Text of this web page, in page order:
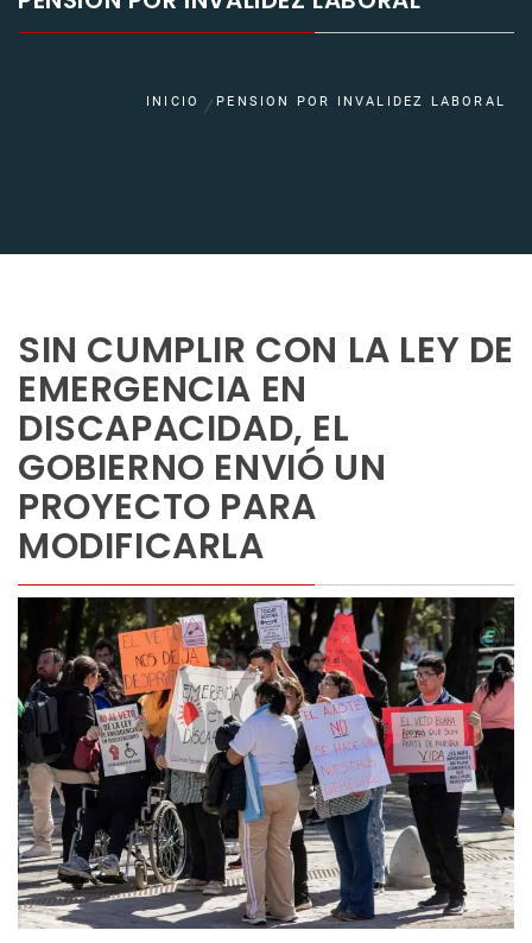
INICIO PENSION POR INVALIDEZ LABORAL
SIN CUMPLIR CON LA LEY DE
EMERGENCIA EN
DISCAPACIDAD, EL
GOBIERNO ENVIÓ UN
PROYECTO PARA
MODIFICARLA